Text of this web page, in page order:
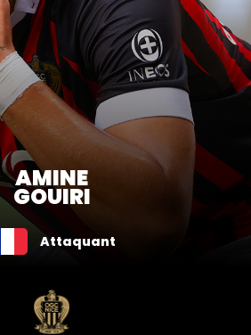
AMINE
GOUIRI
Attaquant